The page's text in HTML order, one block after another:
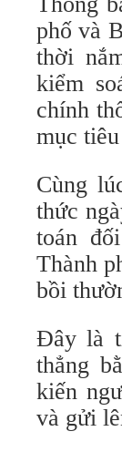
phố và
thời
kiểm
chính
mục
Cùng
thức
toán
Thành
bồi
Đây là
thẳng
kiến
và gửi